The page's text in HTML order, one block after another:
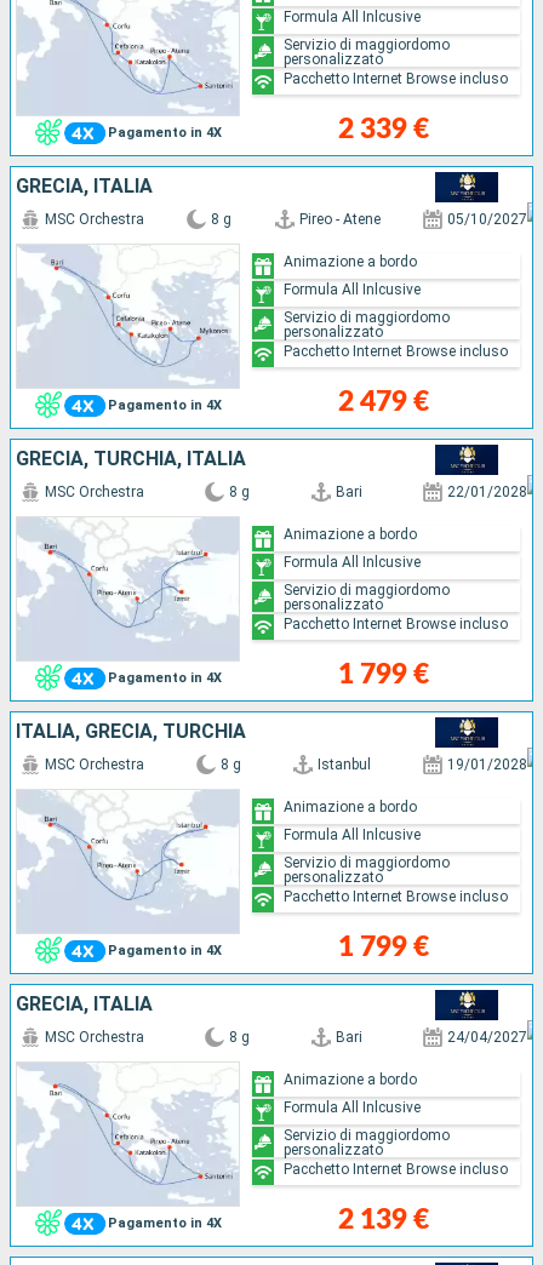
Pagamento in 4X 2 339 €
Formula All Inlcusive
Servizio di maggiordomo
personalizzato
Pacchetto Internet Browse incluso
GRECIA, ITALIA
Pagamento in 4X
MSC Orchestra 8 g Pireo - Atene 05/10/2027
2 479 €
Animazione a bordo
Formula All Inlcusive
Servizio di maggiordomo
personalizzato
Pacchetto Internet Browse incluso
GRECIA, TURCHIA, ITALIA
Pagamento in 4X
MSC Orchestra 8 g Bari 22/01/2028
1 799 €
Animazione a bordo
Formula All Inlcusive
Servizio di maggiordomo
personalizzato
Pacchetto Internet Browse incluso
ITALIA, GRECIA, TURCHIA
Pagamento in 4X
MSC Orchestra 8 g Istanbul 19/01/2028
1 799 €
Animazione a bordo
Formula All Inlcusive
Servizio di maggiordomo
personalizzato
Pacchetto Internet Browse incluso
GRECIA, ITALIA
Pagamento in 4X
MSC Orchestra 8 g Bari 24/04/2027
2 139 €
Animazione a bordo
Formula All Inlcusive
Servizio di maggiordomo
personalizzato
Pacchetto Internet Browse incluso